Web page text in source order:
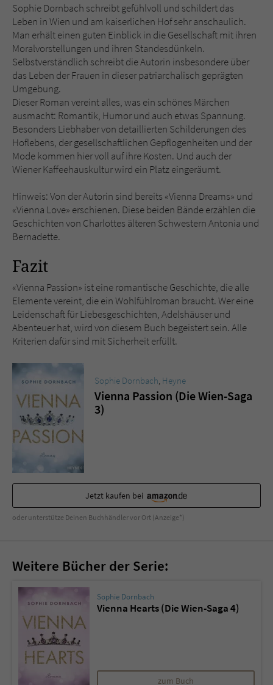
Sophie Dornbach schreibt gefühlvoll und schildert das
Leben in Wien und am kaiserlichen Hof sehr anschaulich.
Man erhält einen guten Einblick in die Gesellschaft mit ihren
Moralvorstellungen und ihren Standesdünkeln.
Selbstverständlich schreibt die Autorin insbesondere über
das Leben der Frauen in dieser patriarchalisch geprägten
Umgebung.
Dieser Roman vereint alles, was ein schönes Märchen
ausmacht: Romantik, Humor und auch etwas Spannung.
Besonders Liebhaber von detaillierten Schilderungen des
Hoflebens, der gesellschaftlichen Gepflogenheiten und der
Mode kommen hier voll auf ihre Kosten. Und auch der
Wiener Kaffeehauskultur wird ein Platz eingeräumt.
Hinweis: Von der Autorin sind bereits «Vienna Dreams» und
«Vienna Love» erschienen. Diese beiden Bände erzählen die
Geschichten von Charlottes älteren Schwestern Antonia und
Bernadette.
Fazit
«Vienna Passion» ist eine romantische Geschichte, die alle
Elemente vereint, die ein Wohlfühlroman braucht. Wer eine
Leidenschaft für Liebesgeschichten, Adelshäuser und
Abenteuer hat, wird von diesem Buch begeistert sein. Alle
Kriterien dafür sind mit Sicherheit erfüllt.
Sophie Dornbach Heyne
Vienna Passion (Die Wien-Saga
3)
Jetzt kaufen bei
oder unterstütze Deinen Buchhändler vor Ort (Anzeige*)
Weitere Bücher der Serie:
Sophie Dornbach
Vienna Hearts (Die Wien-Saga 4)
zum Buch